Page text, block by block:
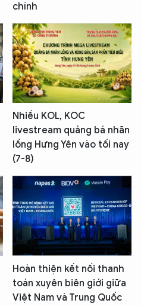
chính
Nhiều KOL, KOC
livestream quảng bá nhãn
lồng Hưng Yên vào tối nay
(7-8)
Hoàn thiện kết nối thanh
toán xuyên biên giới giữa
Việt Nam và Trung Quốc